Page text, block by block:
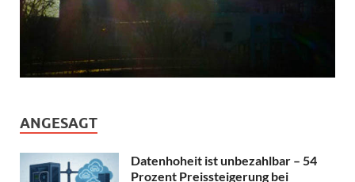
ANGESAGT
Datenhoheit ist unbezahlbar – 54
Prozent Preissteigerung bei